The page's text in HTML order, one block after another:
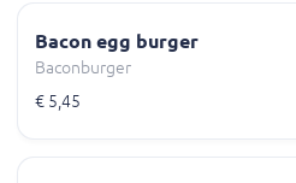
Bacon egg burger
Baconburger
€ 5,45